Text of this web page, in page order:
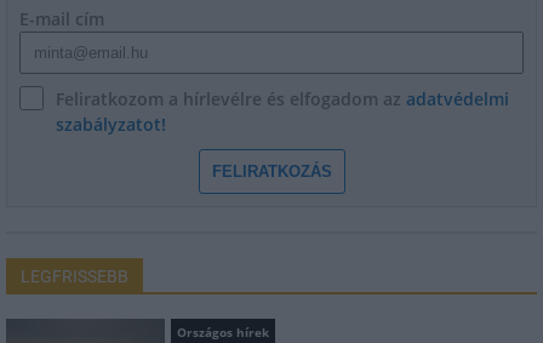
E-mail cím
Feliratkozom a hírlevélre és elfogadom az adatvédelmi
szabályzatot!
FELIRATKOZÁS
LEGFRISSEBB
Országos hírek